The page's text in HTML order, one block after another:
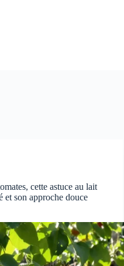
cette astuce au lait
et son approche douce